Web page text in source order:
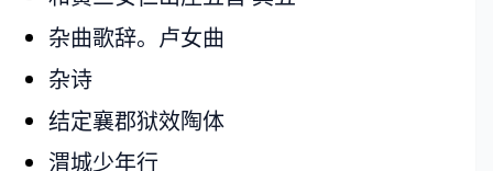
杂曲歌辞。卢女曲
杂诗
结定襄郡狱效陶体
渭城少年行